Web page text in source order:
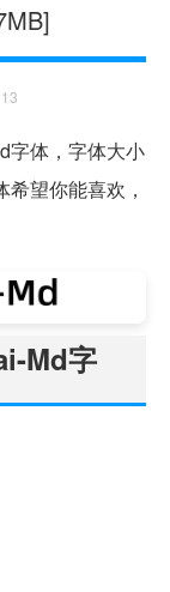
13
字体，字体大小
望你能喜欢，
Md字